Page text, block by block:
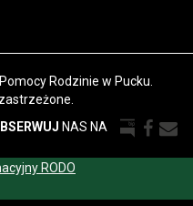
Rodzinie w Pucku.
NAS NA
RODO